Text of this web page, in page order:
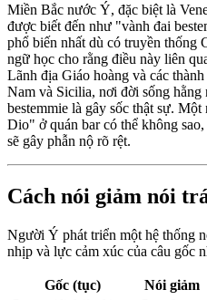
Miền Bắc nước Ý, đặc biệt là
được biết đến như "vành đai
phổ biến nhất dù có truyền thống
ngữ học cho rằng điều này liên
Lãnh địa Giáo hoàng và các
Nam và Sicilia, nơi đời sống hằng
bestemmie là gây sốc thật sự.
Dio" ở quán bar có thể không
sẽ gây phẫn nộ rõ rệt.
Cách nói giảm nói
Người Ý phát triển một hệ thống
nhịp và lực cảm xúc của câu gốc
Gốc (tục) Nói giảm